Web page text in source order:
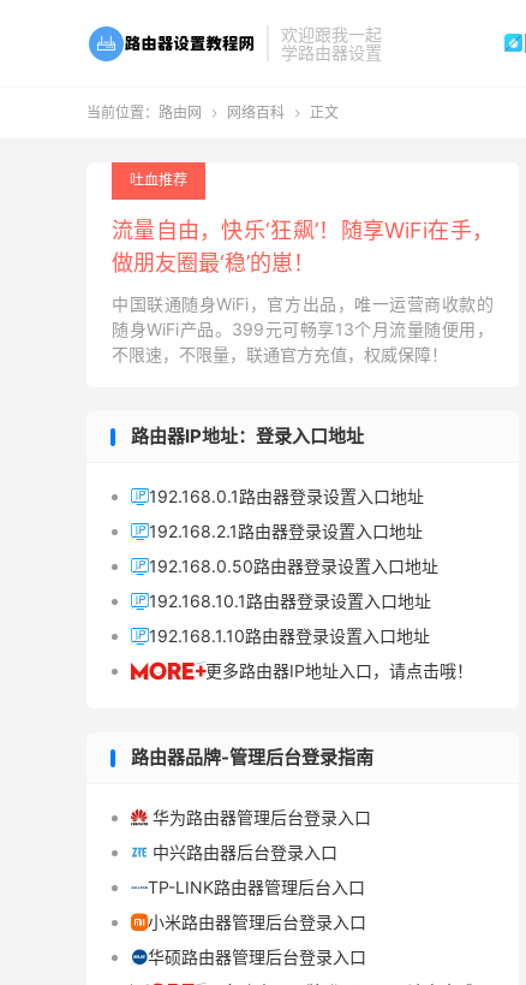
欢迎跟我一起
学路由器设置

当前位置： 路由网  网络百科  正文
吐血推荐
流量自由，快乐‘狂飙’！随享WiFi在手，
做朋友圈最‘稳’的崽！
中国联通随身WiFi，官方出品，唯一运营商收款的
随身WiFi产品。399元可畅享13个月流量随便用，
不限速，不限量，联通官方充值，权威保障！
路由器IP地址：登录入口地址
192.168.0.1路由器登录设置入口地址
192.168.2.1路由器登录设置入口地址
192.168.0.50路由器登录设置入口地址
192.168.10.1路由器登录设置入口地址
192.168.1.10路由器登录设置入口地址
更多路由器IP地址入口，请点击哦！
路由器品牌-管理后台登录指南
 华为路由器管理后台登录入口
 中兴路由器后台登录入口
TP-LINK路由器管理后台入口
小米路由器管理后台登录入口
华硕路由器管理后台登录入口